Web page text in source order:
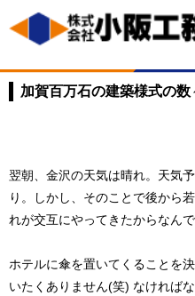
加賀百万石の建築様式の数
翌朝、金沢の天気は晴れ。天気
り。しかし、そのことで後から
れが交互にやってきたからなん
ホテルに傘を置いてくることを
いたくありません(笑) なければ